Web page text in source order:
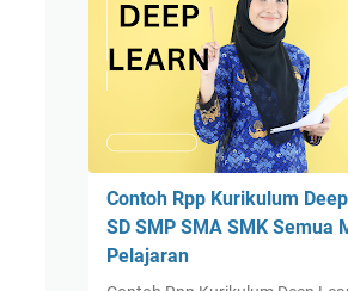
Contoh Rpp Kurikulum
SD SMP SMA SMK Semua
Pelajaran